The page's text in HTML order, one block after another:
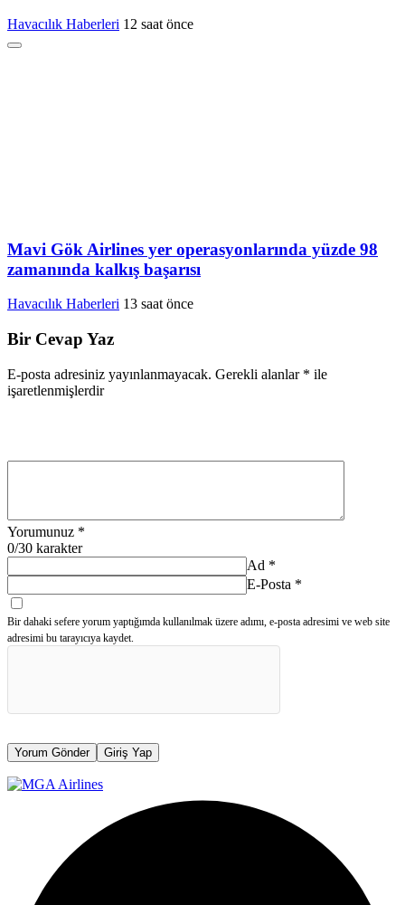
Havacılık Haberleri 12 saat önce
Mavi Gök Airlines yer operasyonlarında yüzde 98
zamanında kalkış başarısı
Havacılık Haberleri 13 saat önce
Bir Cevap Yaz
E-posta adresiniz yayınlanmayacak. Gerekli alanlar * ile
işaretlenmişlerdir
Yorumunuz *
0/30 karakter
Ad *
E-Posta *
Bir dahaki sefere yorum yaptığımda kullanılmak üzere adımı, e-posta adresimi ve web site
adresimi bu tarayıcıya kaydet.
Yorum Gönder Giriş Yap